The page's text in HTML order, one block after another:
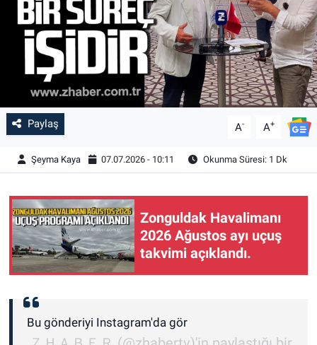
Paylaş A- A+
Şeyma Kaya 07.07.2026 - 10:11 Okunma Süresi: 1 Dk
Zonguldak Havalimanı
2026 Ağustos ayı uçuş
takvimi açıklandı.
Bu gönderiyi Instagram'da gör